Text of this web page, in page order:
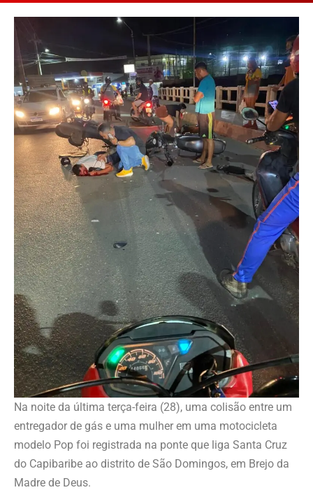
Na noite da última terça-feira (28), uma colisão entre um
entregador de gás e uma mulher em uma motocicleta
modelo Pop foi registrada na ponte que liga Santa Cruz
do Capibaribe ao distrito de São Domingos, em Brejo da
Madre de Deus.